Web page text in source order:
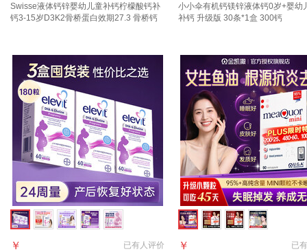
Swisse液体钙锌婴幼儿童补钙柠檬酸钙补
钙3-15岁D3K2骨桥蛋白效期27.3 骨桥钙
小小伞有机钙镁锌液体钙0岁+婴幼
补钙 升级版 30条*1盒 300钙
已有人评价
￥ 已有
￥